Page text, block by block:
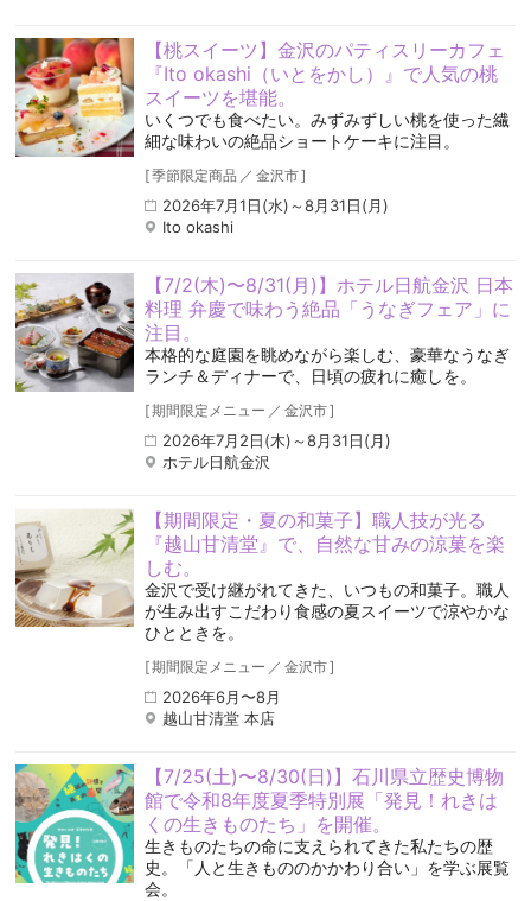
【桃スイーツ】金沢のパティスリーカフェ
『Ito okashi（いとをかし）』で人気の桃
スイーツを堪能。
いくつでも食べたい。みずみずしい桃を使った繊
細な味わいの絶品ショートケーキに注目。
[季節限定商品 ／ 金沢市]
2026年7月1日(水)～8月31日(月)
Ito okashi
【7/2(木)〜8/31(月)】ホテル日航金沢 日本
料理 弁慶で味わう絶品「うなぎフェア」に
注目。
本格的な庭園を眺めながら楽しむ、豪華なうなぎ
ランチ＆ディナーで、日頃の疲れに癒しを。
[期間限定メニュー ／ 金沢市]
2026年7月2日(木)～8月31日(月)
ホテル日航金沢
【期間限定・夏の和菓子】職人技が光る
『越山甘清堂』で、自然な甘みの涼菓を楽
しむ。
金沢で受け継がれてきた、いつもの和菓子。職人
が生み出すこだわり食感の夏スイーツで涼やかな
ひとときを。
[期間限定メニュー ／ 金沢市]
2026年6月〜8月
越山甘清堂 本店
【7/25(土)〜8/30(日)】石川県立歴史博物
館で令和8年度夏季特別展「発見！れきは
くの生きものたち」を開催。
生きものたちの命に支えられてきた私たちの歴
史。「人と生きもののかかわり合い」を学ぶ展覧
会。